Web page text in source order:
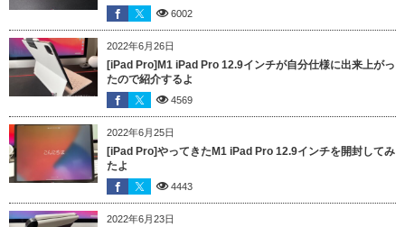
6002
2022年6月26日
[iPad Pro]M1 iPad Pro 12.9インチが自分仕様に出来上がっ
たので紹介するよ
4569
2022年6月25日
[iPad Pro]やってきたM1 iPad Pro 12.9インチを開封してみ
たよ
4443
2022年6月23日